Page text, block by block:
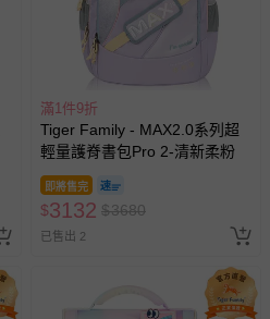
滿1件9折
Tiger Family - MAX2.0系列超
輕量護脊書包Pro 2-清新柔粉
即將售完
$3132 $3680
已售出 2